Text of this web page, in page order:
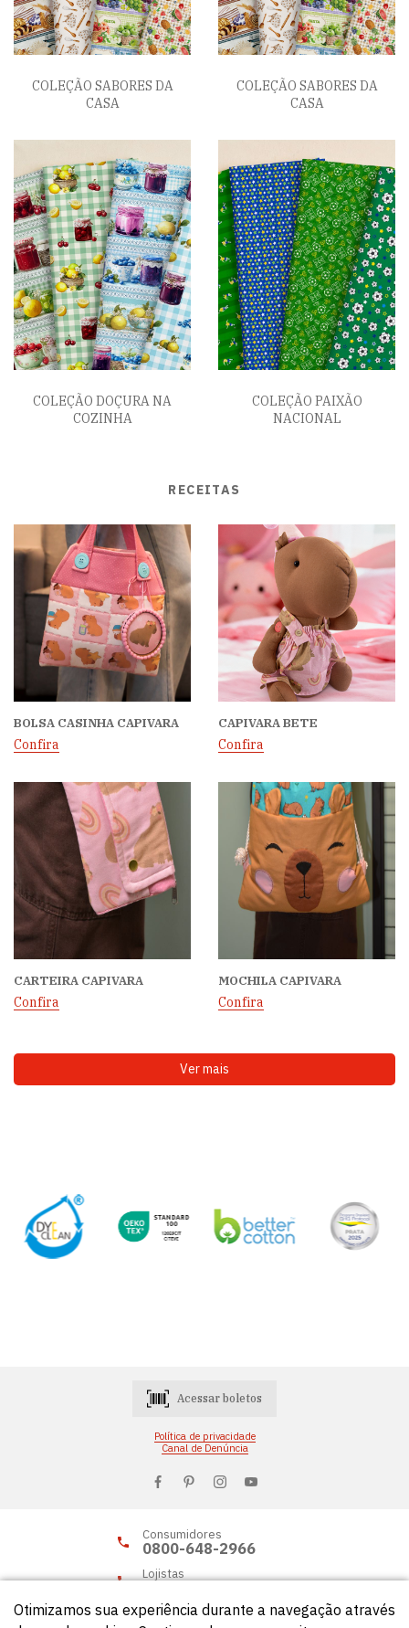
COLEÇÃO SABORES DA
CASA
COLEÇÃO SABORES DA
CASA
COLEÇÃO DOÇURA NA
COZINHA
COLEÇÃO PAIXÃO
NACIONAL
RECEITAS
BOLSA CASINHA CAPIVARA
Confira
CAPIVARA BETE
Confira
CARTEIRA CAPIVARA
Confira
MOCHILA CAPIVARA
Confira
Ver mais
Acessar boletos
Política de privacidade
Canal de Denúncia
Consumidores
0800-648-2966
Lojistas
Otimizamos sua experiência durante a navegação através